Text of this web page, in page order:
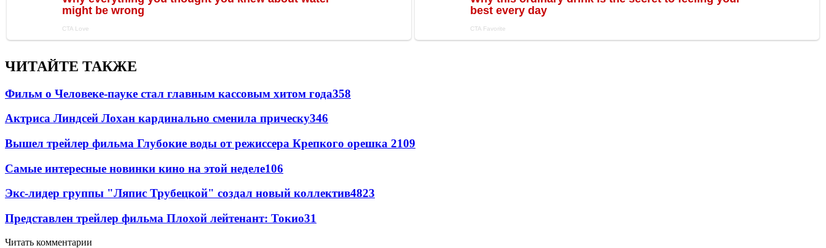
ЧИТАЙТЕ ТАКЖЕ
Фильм о Человеке-пауке стал главным кассовым хитом года358
Актриса Линдсей Лохан кардинально сменила прическу346
Вышел трейлер фильма Глубокие воды от режиссера Крепкого орешка 2109
Самые интересные новинки кино на этой неделе106
Экс-лидер группы "Ляпис Трубецкой" создал новый коллектив4823
Представлен трейлер фильма Плохой лейтенант: Токио31
Читать комментарии